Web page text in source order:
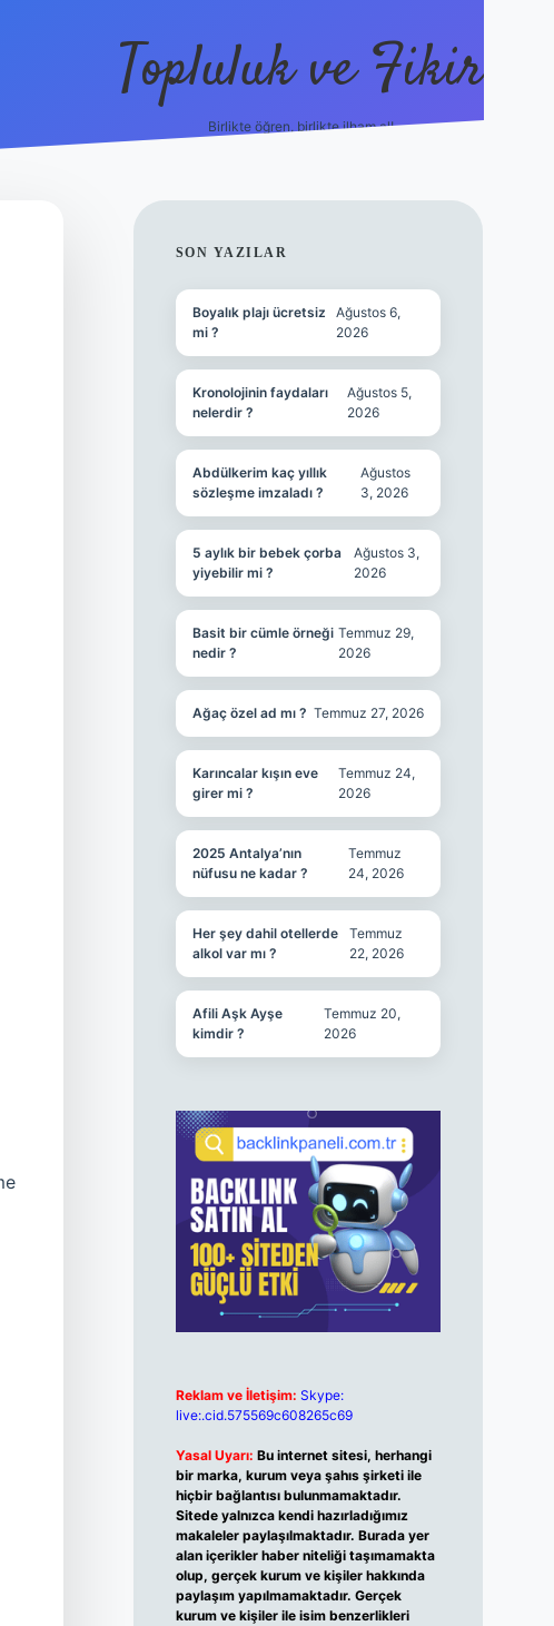
Topluluk ve Fikir
Birlikte öğren, birlikte ilham al!
SIDEBAR
SON YAZILAR
Boyalık plajı ücretsiz
mi ?
Ağustos 6,
2026
Kronolojinin faydaları
nelerdir ?
Ağustos 5,
2026
Abdülkerim kaç yıllık
sözleşme imzaladı ?
Ağustos
3, 2026
5 aylık bir bebek çorba
yiyebilir mi ?
Ağustos 3,
2026
Basit bir cümle örneği
nedir ?
Temmuz 29,
2026
Ağaç özel ad mı ? Temmuz 27, 2026
Karıncalar kışın eve
girer mi ?
Temmuz 24,
2026
2025 Antalya’nın
nüfusu ne kadar ?
Temmuz
24, 2026
Her şey dahil otellerde
alkol var mı ?
Temmuz
22, 2026
Afili Aşk Ayşe
kimdir ?
Temmuz 20,
2026
Reklam ve İletişim: Skype:
live:.cid.575569c608265c69
Yasal Uyarı: Bu internet sitesi, herhangi
bir marka, kurum veya şahıs şirketi ile
hiçbir bağlantısı bulunmamaktadır.
Sitede yalnızca kendi hazırladığımız
makaleler paylaşılmaktadır. Burada yer
alan içerikler haber niteliği taşımamakta
olup, gerçek kurum ve kişiler hakkında
paylaşım yapılmamaktadır. Gerçek
kurum ve kişiler ile isim benzerlikleri
tulipbetgiris.org